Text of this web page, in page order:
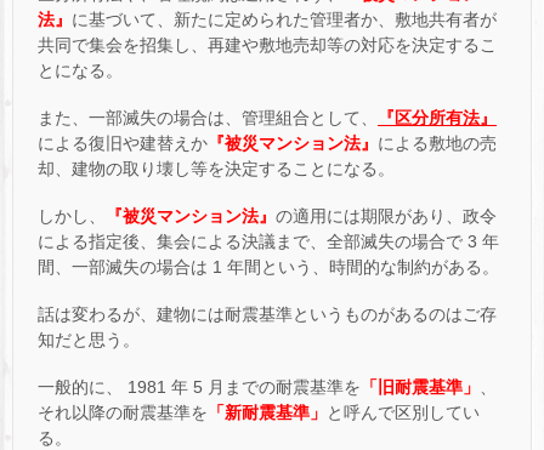
法』 に基づいて、新たに定められた管理者か、敷地共有者が
共同で集会を招集し、再建や敷地売却等の対応を決定するこ
とになる。
また、一部滅失の場合は、管理組合として、
『区分所有法』
による復旧や建替えか 『被災マンション法』 による敷地の売
却、建物の取り壊し等を決定することになる。
しかし、 『被災マンション法』 の適用には期限があり、政令
による指定後、集会による決議まで、全部滅失の場合で 3 年
間、一部滅失の場合は 1 年間という、時間的な制約がある。
話は変わるが、建物には耐震基準というものがあるのはご存
知だと思う。
一般的に、 1981 年 5 月までの耐震基準を 「旧耐震基準」 、
それ以降の耐震基準を 「新耐震基準」 と呼んで区別してい
る。